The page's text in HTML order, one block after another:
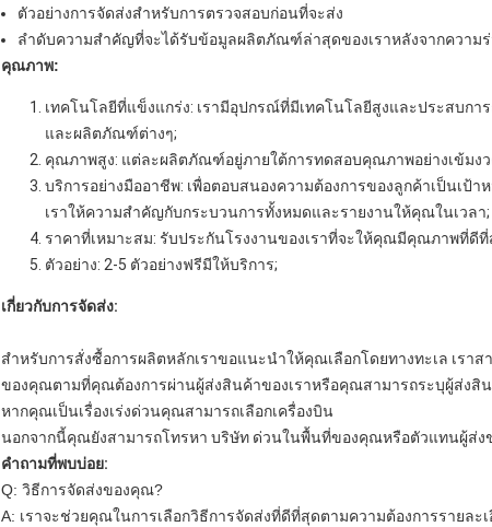
ตัวอย่างการจัดส่งสำหรับการตรวจสอบก่อนที่จะส่ง
ลำดับความสำคัญที่จะได้รับข้อมูลผลิตภัณฑ์ล่าสุดของเราหลังจากความร่
คุณภาพ:
เทคโนโลยีที่แข็งแกร่ง: เรามีอุปกรณ์ที่มีเทคโนโลยีสูงและประสบ
และผลิตภัณฑ์ต่างๆ;
คุณภาพสูง: แต่ละผลิตภัณฑ์อยู่ภายใต้การทดสอบคุณภาพอย่างเข้มงว
บริการอย่างมืออาชีพ: เพื่อตอบสนองความต้องการของลูกค้าเป็นเป้า
เราให้ความสำคัญกับกระบวนการทั้งหมดและรายงานให้คุณในเวลา;
ราคาที่เหมาะสม: รับประกันโรงงานของเราที่จะให้คุณมีคุณภาพที่ดี
ตัวอย่าง: 2-5 ตัวอย่างฟรีมีให้บริการ;
เกี่ยวกับการจัดส่ง:
สำหรับการสั่งซื้อการผลิตหลักเราขอแนะนำให้คุณเลือกโดยทางทะเล เรา
ของคุณตามที่คุณต้องการผ่านผู้ส่งสินค้าของเราหรือคุณสามารถระบุผู้ส่งสิ
หากคุณเป็นเรื่องเร่งด่วนคุณสามารถเลือกเครื่องบิน
นอกจากนี้คุณยังสามารถโทรหา บริษัท ด่วนในพื้นที่ของคุณหรือตัวแทนผู้ส่ง
คำถามที่พบบ่อย:
Q: วิธีการจัดส่งของคุณ?
A: เราจะช่วยคุณในการเลือกวิธีการจัดส่งที่ดีที่สุดตามความต้องการรายละ